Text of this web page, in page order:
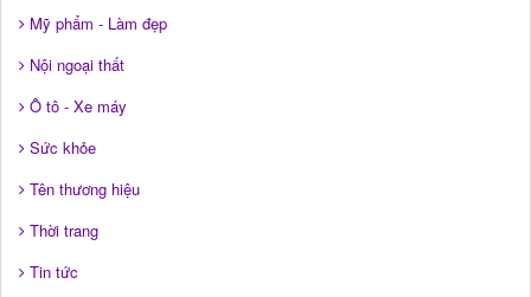
Mỹ phẩm - Làm đẹp
Nội ngoại thất
Ô tô - Xe máy
Sức khỏe
Tên thương hiệu
Thời trang
Tin tức